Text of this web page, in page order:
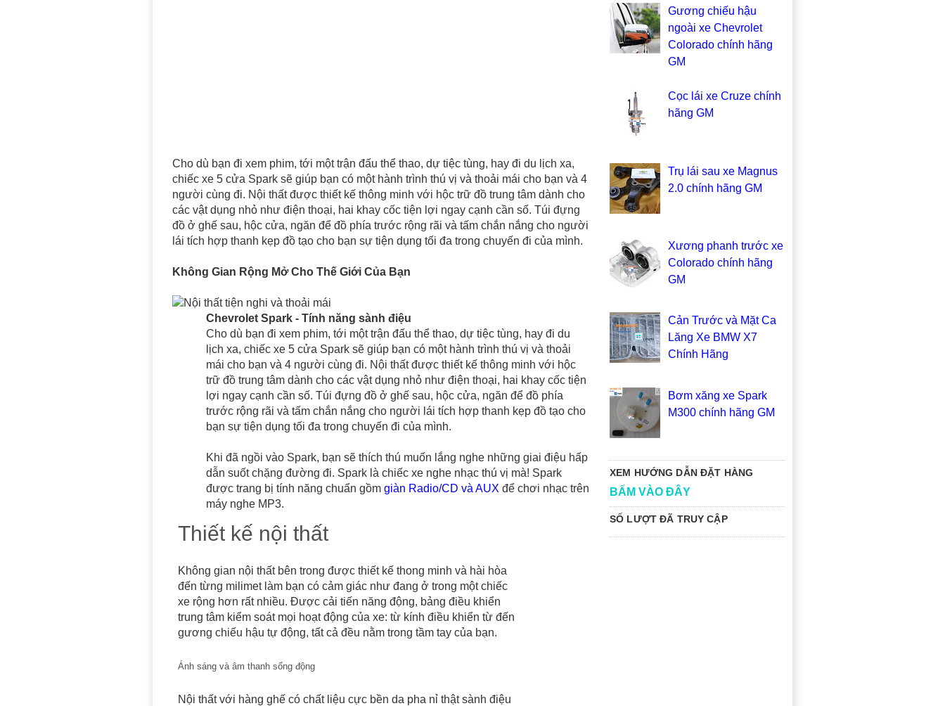
Cho dù bạn đi xem phim, tới một trận đấu thể thao, dự tiệc tùng, hay đi du lịch xa,
chiếc xe 5 cửa Spark sẽ giúp bạn có một hành trình thú vị và thoải mái cho bạn và 4
người cùng đi. Nội thất được thiết kế thông minh với hộc trữ đồ trung tâm dành cho
các vật dụng nhỏ như điện thoại, hai khay cốc tiện lợi ngay cạnh cần số. Túi đựng
đồ ở ghế sau, hộc cửa, ngăn để đồ phía trước rộng rãi và tấm chắn nắng cho người
lái tích hợp thanh kẹp đồ tạo cho bạn sự tiện dụng tối đa trong chuyến đi của mình.
Không Gian Rộng Mở Cho Thế Giới Của Bạn
Chevrolet Spark - Tính năng sành điệu
Cho dù bạn đi xem phim, tới một trận đấu thể thao, dự tiệc tùng, hay đi du
lịch xa, chiếc xe 5 cửa Spark sẽ giúp bạn có một hành trình thú vị và thoải
mái cho bạn và 4 người cùng đi. Nội thất được thiết kế thông minh với hộc
trữ đồ trung tâm dành cho các vật dụng nhỏ như điện thoại, hai khay cốc tiện
lợi ngay cạnh cần số. Túi đựng đồ ở ghế sau, hộc cửa, ngăn để đồ phía
trước rộng rãi và tấm chắn nắng cho người lái tích hợp thanh kẹp đồ tạo cho
bạn sự tiện dụng tối đa trong chuyến đi của mình.
Khi đã ngồi vào Spark, bạn sẽ thích thú muốn lắng nghe những giai điệu hấp
dẫn suốt chặng đường đi. Spark là chiếc xe nghe nhạc thú vị mà! Spark
được trang bị tính năng chuẩn gồm giàn Radio/CD và AUX để chơi nhạc trên
máy nghe MP3.
Thiết kế nội thất
Không gian nội thất bên trong được thiết kế thong minh và hài hòa
đến từng milimet làm bạn có cảm giác như đang ở trong một chiếc
xe rộng hơn rất nhiều. Được cải tiến năng động, bảng điều khiển
trung tâm kiểm soát mọi hoạt động của xe: từ kính điều khiển từ đến
gương chiếu hậu tự động, tất cả đều nằm trong tầm tay của bạn.
Ánh sáng và âm thanh sống động
Nội thất với hàng ghế có chất liệu cực bền da pha nỉ thật sành điệu
Gương chiếu hậu
ngoài xe Chevrolet
Colorado chính hãng
GM
Cọc lái xe Cruze chính
hãng GM
Trụ lái sau xe Magnus
2.0 chính hãng GM
Xương phanh trước xe
Colorado chính hãng
GM
Cản Trước và Mặt Ca
Lăng Xe BMW X7
Chính Hãng
Bơm xăng xe Spark
M300 chính hãng GM
XEM HƯỚNG DẪN ĐẶT HÀNG
BẤM VÀO ĐÂY
SỐ LƯỢT ĐÃ TRUY CẬP